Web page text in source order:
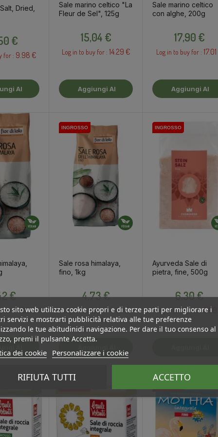
Dried,
€
for : 9.98 €
Sale marino celtico "La
Fleur de Sel", 125g
15,04 €
Log in to buy for : 14.29 €
Sale marino celtico
con alghe, 200g
17,90 €
Log in to buy for :
€
for :4.20 €
INGROSSO
INGROSSO
Sale rosa himalaya,
fino, 1kg
4,73 €
Log in to buy for : 4.49 €
INGROSSO
INGROSSO
Ayurveda Sale di
pietra, fine, 500g
6,30 €
Log in to buy for :
Carrello
sito web utilizza cookie propri e di terze parti per migliorare i
servizi e mostrarti pubblicità relativa alle tue preferenze
le tue abitudinidi navigazione. Per dare il tuo consenso al
premi il pulsante Accetta.
dei cookie Personalizzare i cookie
RIFIUTA TUTTI ACCETTO